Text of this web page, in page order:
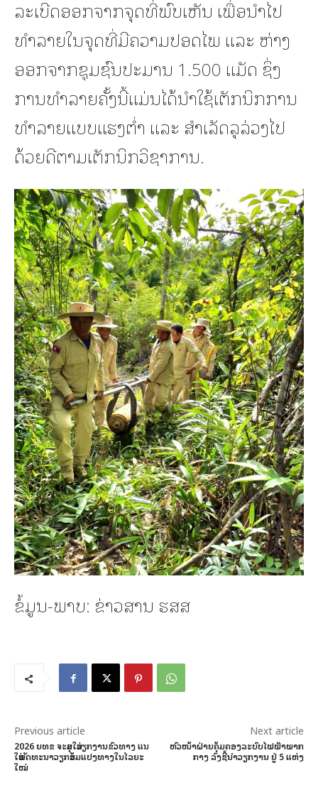
ລະເບີດອອກຈາກຈຸດທີ່ພົບເຫັນ ເພື່ອນຳໄປ
ທຳລາຍໃນຈຸດທີ່ມີຄວາມປອດໄພ ແລະ ຫ່າງ
ອອກຈາກຊຸມຊົນປະມານ 1.500 ແມັດ ຊຶ່ງ
ການທຳລາຍຄັ້ງນີ້ແມ່ນໄດ້ນຳໃຊ້ເຕັກນິກການ
ທຳລາຍແບບແຮງຕໍ່າ ແລະ ສຳເລັດລຸລ່ວງໄປ
ດ້ວຍດີຕາມເຕັກນິກວິຊາການ.
ຂໍ້ມູນ-ພາບ: ຂ່າວສານ ຮສສ
Previous article
2026 ຍທຂ ຈະສຸມໃສ່ວຽກງານຂົວທາງ ແນ
ໃສ່ພັດທະນາວຽກສ້ອມແປງທາງໃນໄລຍະ
ໃໝ່
Next article
ຫົວໜ້າຝ່າຍຄຸ້ມຄອງລະບົບໄຟຟ້າພາກ
ກາງ ລົງຊີ້ນຳວຽກງານ ຢູ່ 5 ແຫ່ງ